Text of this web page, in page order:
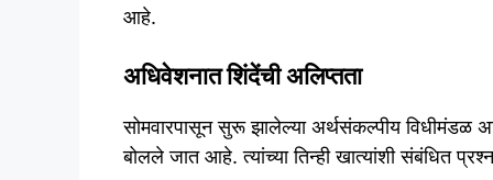
आहे.
अधिवेशनात शिंदेंची अलिप्तता
सोमवारपासून सुरू झालेल्या अर्थसंकल्पीय विधीमंडळ
बोलले जात आहे. त्यांच्या तिन्ही खात्यांशी संबंधित